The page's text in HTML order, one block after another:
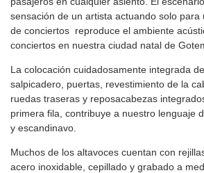
sensación de un artista actuando solo
de conciertos reproduce el ambiente
conciertos en nuestra ciudad natal de
La colocación cuidadosamente integrada
salpicadero, puertas, revestimiento de la
ruedas traseras y reposacabezas
primera fila, contribuye a nuestro lenguaje
y escandinavo.
Muchos de los altavoces cuentan con
acero inoxidable, cepillado y grabado a